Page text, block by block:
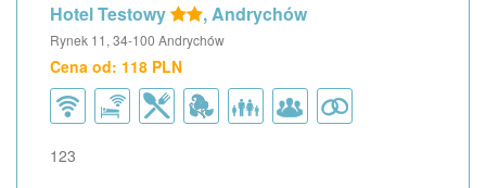
Hotel Testowy , Andrychów
Rynek 11, 34-100 Andrychów
Cena od: 118 PLN
123